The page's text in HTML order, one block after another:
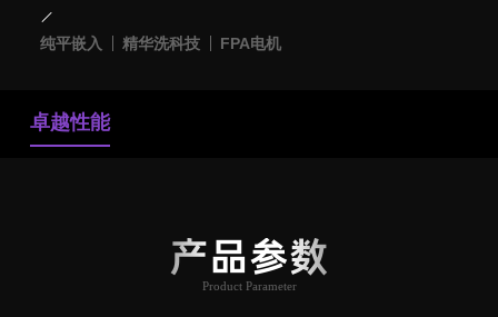
纯平嵌入 精华洗科技 FPA电机
卓越性能
产品参数
Product Parameter